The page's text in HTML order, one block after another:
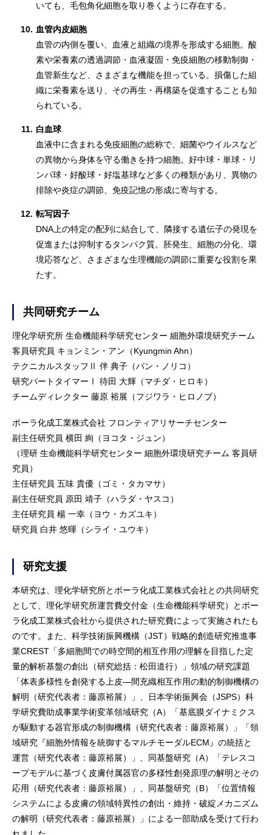
いても、毛包角化細胞を取り巻くように存在する。
10. 血管内皮細胞
血管の内側を覆い、血液と組織の境界を形成する細胞。酸
素や栄養素の透過調節・血液凝固・免疫細胞の移動制御・
血管新生など、さまざまな機能を担っている。損傷した組
織に栄養素を送り、その再生・再構築を促進することも知
られている。
11. 白血球
血液中に含まれる免疫細胞の総称で、細菌やウイルスなど
の異物から身体を守る働きを持つ細胞。好中球・単球・リ
ンパ球・好酸球・好塩基球など多くの種類があり、異物の
排除や炎症の調節、免疫記憶の形成に寄与する。
12. 転写因子
DNA上の特定の配列に結合して、隣接する遺伝子の発現を
促進または抑制するタンパク質。胚発生、細胞の分化、環
境応答など、さまざまな生理機能の調節に重要な役割を果
たす。
共同研究チーム
理化学研究所 生命機能科学研究センター 細胞外環境研究チーム
客員研究員 キョンミン・アン（Kyungmin Ahn）
テクニカルスタッフⅡ 伴 典子（バン・ノリコ）
研究パートタイマーⅠ 待田 大輝（マチダ・ヒロキ）
チームディレクター 藤原 裕展（フジワラ・ヒロノブ）
ポーラ化成工業株式会社 フロンティアリサーチセンター
副主任研究員 横田 絢（ヨコタ・ジュン）
（理研 生命機能科学研究センター 細胞外環境研究チーム 客員研
究員）
主任研究員 五味 貴優（ゴミ・タカマサ）
副主任研究員 原田 靖子（ハラダ・ヤスコ）
主任研究員 楊 一幸（ヨウ・カズユキ）
研究員 白井 悠暉（シライ・ユウキ）
研究支援
本研究は、理化学研究所とポーラ化成工業株式会社との共同研究
として、理化学研究所運営費交付金（生命機能科学研究）とポー
ラ化成工業株式会社から提供された研究費によって実施されたも
のです。また、科学技術振興機構（JST）戦略的創造研究推進事
業CREST「多細胞間での時空間的相互作用の理解を目指した定
量的解析基盤の創出（研究総括：松田道行）」領域の研究課題
「体表多様性を創発する上皮―間充織相互作用の動的制御機構の
解明（研究代表者：藤原裕展）」、日本学術振興会（JSPS）科
学研究費助成事業学術変革領域研究（A）「基底膜ダイナミクス
が駆動する器官形成の制御機構（研究代表者：藤原裕展）」「領
域研究『細胞外情報を統御するマルチモーダルECM』の統括と
運営（研究代表者：藤原裕展）」、同基盤研究（A）「テレスコ
ープモデルに基づく皮膚付属器官の多様性創発原理の解明とその
応用（研究代表者：藤原裕展）」、同基盤研究（B）「位置情報
システムによる皮膚の領域特異性の創出・維持・破綻メカニズム
の解明（研究代表者：藤原裕展）」による一部助成を受けて行わ